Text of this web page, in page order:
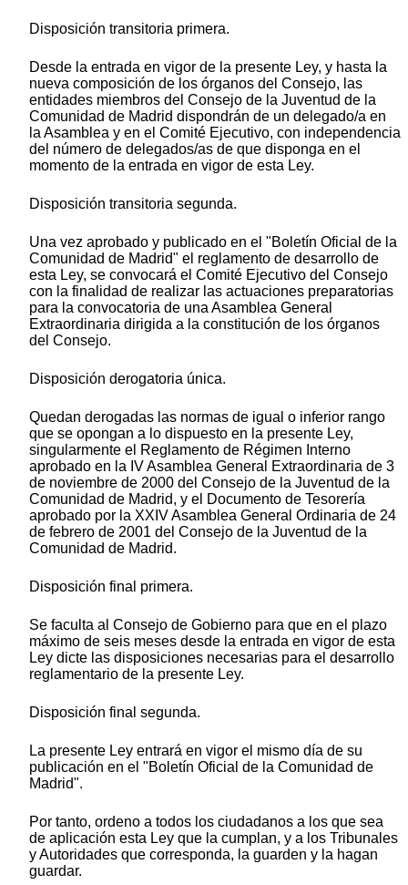
Disposición transitoria primera.
Desde la entrada en vigor de la presente Ley, y hasta la
nueva composición de los órganos del Consejo, las
entidades miembros del Consejo de la Juventud de la
Comunidad de Madrid dispondrán de un delegado/a en
la Asamblea y en el Comité Ejecutivo, con independencia
del número de delegados/as de que disponga en el
momento de la entrada en vigor de esta Ley.
Disposición transitoria segunda.
Una vez aprobado y publicado en el "Boletín Oficial de la
Comunidad de Madrid" el reglamento de desarrollo de
esta Ley, se convocará el Comité Ejecutivo del Consejo
con la finalidad de realizar las actuaciones preparatorias
para la convocatoria de una Asamblea General
Extraordinaria dirigida a la constitución de los órganos
del Consejo.
Disposición derogatoria única.
Quedan derogadas las normas de igual o inferior rango
que se opongan a lo dispuesto en la presente Ley,
singularmente el Reglamento de Régimen Interno
aprobado en la IV Asamblea General Extraordinaria de 3
de noviembre de 2000 del Consejo de la Juventud de la
Comunidad de Madrid, y el Documento de Tesorería
aprobado por la XXIV Asamblea General Ordinaria de 24
de febrero de 2001 del Consejo de la Juventud de la
Comunidad de Madrid.
Disposición final primera.
Se faculta al Consejo de Gobierno para que en el plazo
máximo de seis meses desde la entrada en vigor de esta
Ley dicte las disposiciones necesarias para el desarrollo
reglamentario de la presente Ley.
Disposición final segunda.
La presente Ley entrará en vigor el mismo día de su
publicación en el "Boletín Oficial de la Comunidad de
Madrid".
Por tanto, ordeno a todos los ciudadanos a los que sea
de aplicación esta Ley que la cumplan, y a los Tribunales
y Autoridades que corresponda, la guarden y la hagan
guardar.